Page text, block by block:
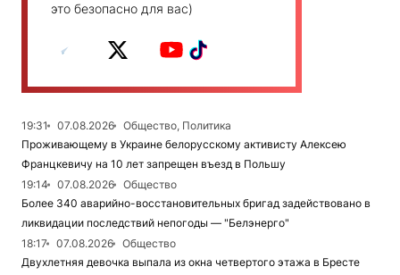
это безопасно для вас)
19:31 07.08.2026
Общество, Политика
Проживающему в Украине белорусскому активисту Алексею
Францкевичу на 10 лет запрещен въезд в Польшу
19:14
07.08.2026
Общество
Более 340 аварийно-восстановительных бригад задействовано в
ликвидации последствий непогоды — "Белэнерго"
18:17
07.08.2026
Общество
Двухлетняя девочка выпала из окна четвертого этажа в Бресте